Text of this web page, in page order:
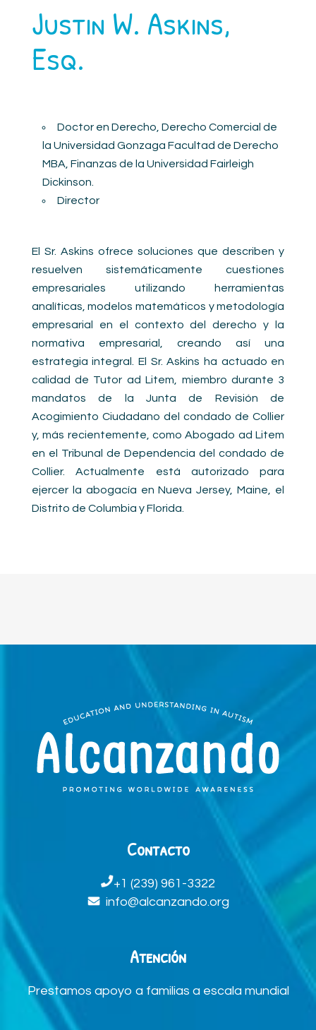
Justin W. Askins,
Esq.
Doctor en Derecho, Derecho Comercial de
la Universidad Gonzaga Facultad de Derecho
MBA, Finanzas de la Universidad Fairleigh
Dickinson.
Director
El Sr. Askins ofrece soluciones que describen y
resuelven sistemáticamente cuestiones
empresariales utilizando herramientas
analíticas, modelos matemáticos y metodología
empresarial en el contexto del derecho y la
normativa empresarial, creando así una
estrategia integral. El Sr. Askins ha actuado en
calidad de Tutor ad Litem, miembro durante 3
mandatos de la Junta de Revisión de
Acogimiento Ciudadano del condado de Collier
y, más recientemente, como Abogado ad Litem
en el Tribunal de Dependencia del condado de
Collier. Actualmente está autorizado para
ejercer la abogacía en Nueva Jersey, Maine, el
Distrito de Columbia y Florida.
Contacto
+1 (239) 961-3322
info@alcanzando.org
Atención
Prestamos apoyo a familias a escala mundial